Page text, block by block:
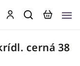
cerná 38